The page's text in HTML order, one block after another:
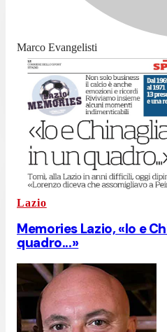
Marco Evangelisti
Lazio
Memories Lazio, «Io e
quadro...»